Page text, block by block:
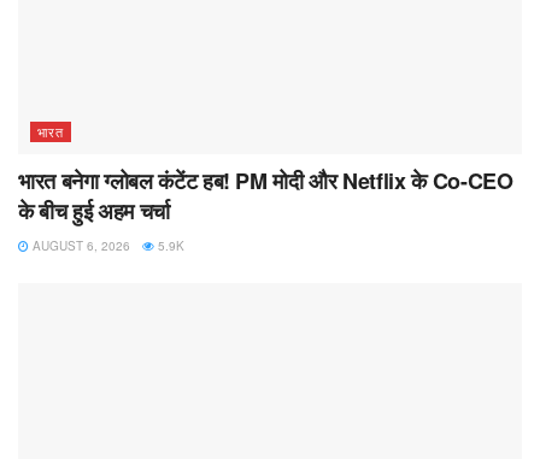
भारत
भारत बनेगा ग्लोबल कंटेंट हब! PM मोदी और Netflix के Co-CEO
के बीच हुई अहम चर्चा
AUGUST 6, 2026 5.9K